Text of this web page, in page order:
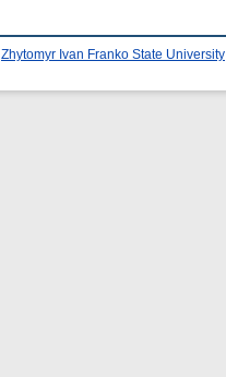
Zhytomyr Ivan Franko State University